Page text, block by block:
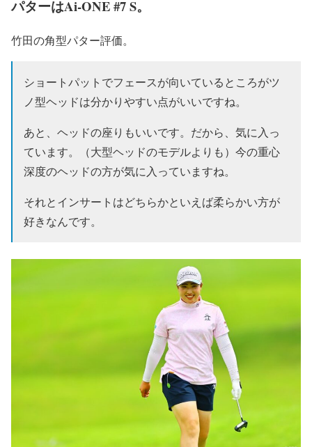
パターはAi-ONE #7 S。
竹田の角型パター評価。
ショートパットでフェースが向いているところがツ
ノ型ヘッドは分かりやすい点がいいですね。
あと、ヘッドの座りもいいです。だから、気に入っ
ています。（大型ヘッドのモデルよりも）今の重心
深度のヘッドの方が気に入っていますね。
それとインサートはどちらかといえば柔らかい方が
好きなんです。